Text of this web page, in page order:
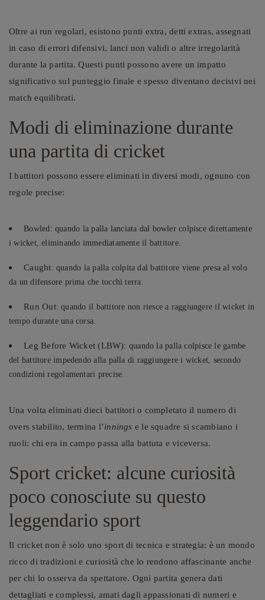
Oltre ai run regolari, esistono punti extra, detti extras, assegnati
in caso di errori difensivi, lanci non validi o altre irregolarità
durante la partita. Questi punti possono avere un impatto
significativo sul punteggio finale e spesso diventano decisivi nei
match equilibrati.
Modi di eliminazione durante
una partita di cricket
I battitori possono essere eliminati in diversi modi, ognuno con
regole precise:
Bowled: quando la palla lanciata dal bowler colpisce direttamente
i wicket, eliminando immediatamente il battitore.
Caught: quando la palla colpita dal battitore viene presa al volo
da un difensore prima che tocchi terra.
Run Out: quando il battitore non riesce a raggiungere il wicket in
tempo durante una corsa.
Leg Before Wicket (LBW): quando la palla colpisce le gambe
del battitore impedendo alla palla di raggiungere i wicket, secondo
condizioni regolamentari precise.
Una volta eliminati dieci battitori o completato il numero di
overs stabilito, termina l’innings e le squadre si scambiano i
ruoli: chi era in campo passa alla battuta e viceversa.
Sport cricket: alcune curiosità
poco conosciute su questo
leggendario sport
Il cricket non è solo uno sport di tecnica e strategia: è un mondo
ricco di tradizioni e curiosità che lo rendono affascinante anche
per chi lo osserva da spettatore. Ogni partita genera dati
dettagliati e complessi, amati dagli appassionati di numeri e